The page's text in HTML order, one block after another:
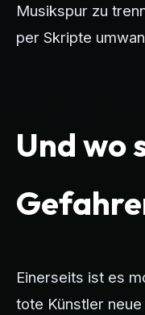
Musikspur zu
per Skripte
Und wo
Einerseits ist es
tote Künstler